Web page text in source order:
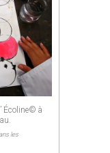
Écoline© à
les